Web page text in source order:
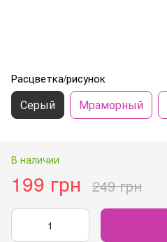
Расцветка/рисунок
Серый Мраморный
В наличии
199 грн 249 грн